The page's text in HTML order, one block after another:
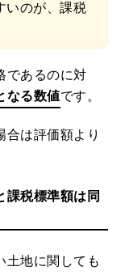
いのが、課税
であるのに対
る数値
合は評価額より
課税標準額は同